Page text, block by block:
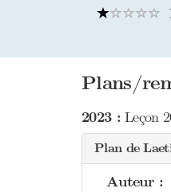
Plans/
2023 :Leçon
Plan de
Auteur :